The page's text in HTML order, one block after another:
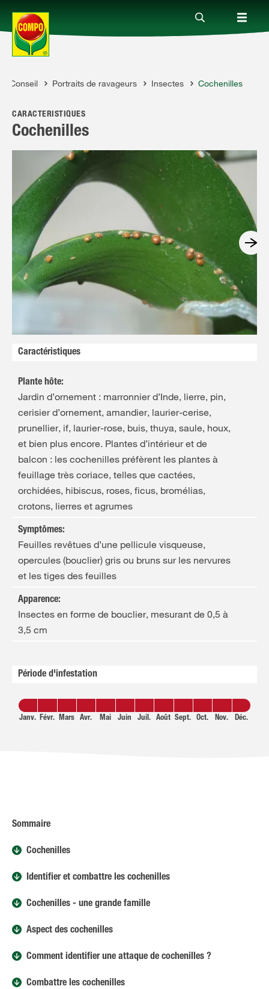
Produits
Conseil
Service
Qui sommes-nous?
FR NL
Conseil Portraits de ravageurs Insectes Cochenilles
CARACTÉRISTIQUES
Cochenilles
Caractéristiques
Plante hôte:
Jardin d’ornement : marronnier d’Inde, lierre, pin,
cerisier d’ornement, amandier, laurier-cerise,
prunellier, if, laurier-rose, buis, thuya, saule, houx,
et bien plus encore. Plantes d’intérieur et de
balcon : les cochenilles préfèrent les plantes à
feuillage très coriace, telles que cactées,
orchidées, hibiscus, roses, ficus, bromélias,
crotons, lierres et agrumes
Symptômes:
Feuilles revêtues d’une pellicule visqueuse,
opercules (bouclier) gris ou bruns sur les nervures
et les tiges des feuilles
Apparence:
Insectes en forme de bouclier, mesurant de 0,5 à
3,5 cm
Période d'infestation
Janv. Févr. Mars Avr. Mai Juin Juil. Août Sept. Oct. Nov. Déc.
Sommaire
Cochenilles
Identifier et combattre les cochenilles
Cochenilles - une grande famille
Aspect des cochenilles
Comment identifier une attaque de cochenilles ?
Combattre les cochenilles